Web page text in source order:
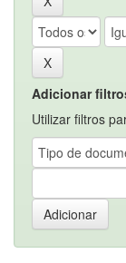
Adicionar
Utilizar filtros